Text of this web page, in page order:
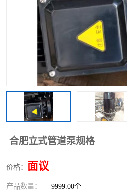
合肥立式管道泵规格
价格： 面议
产品数量： 9999.00个